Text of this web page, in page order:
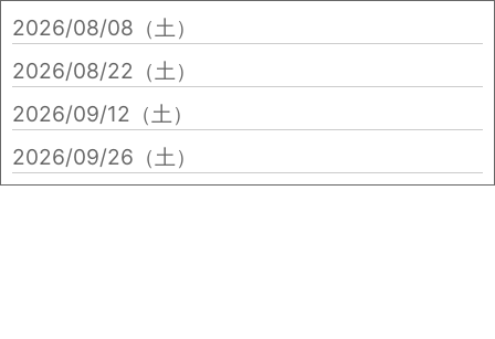
2026/08/08（土）
2026/08/22（土）
2026/09/12（土）
2026/09/26（土）